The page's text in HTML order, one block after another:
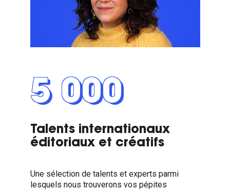
5 000
Talents internationaux
éditoriaux et créatifs
Une sélection de talents et experts parmi
lesquels nous trouverons vos pépites